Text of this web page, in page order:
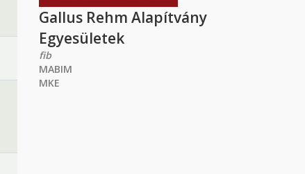
Gallus Rehm Alapítvány
Egyesületek
fib
MABIM
MKE